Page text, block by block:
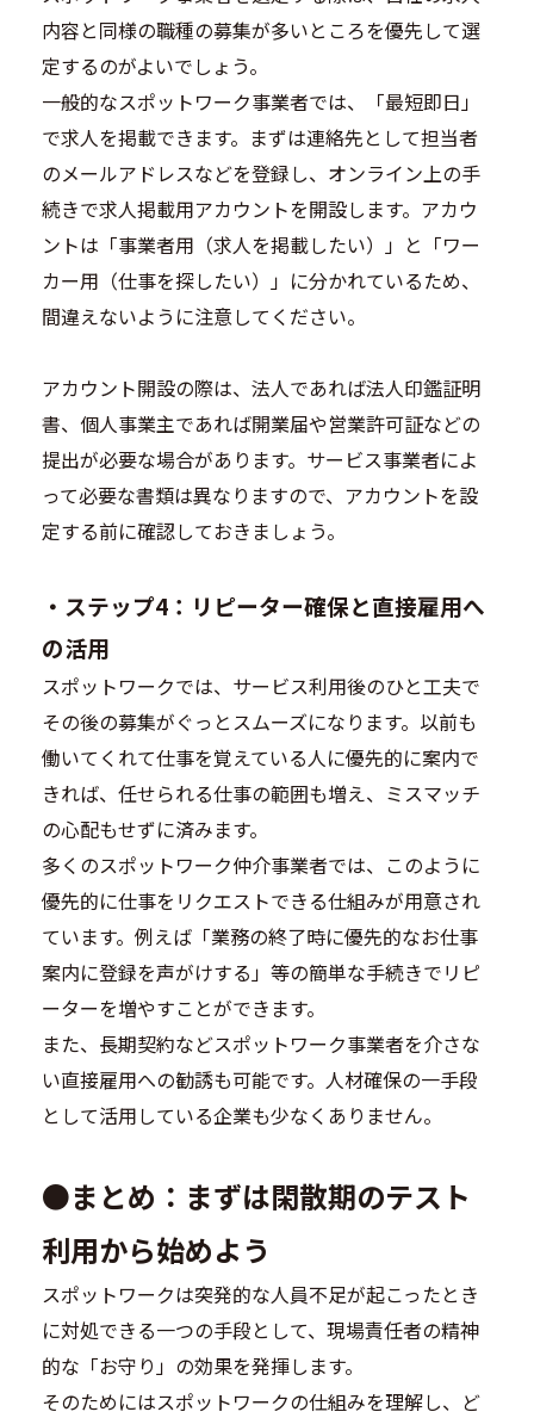
内容と同様の職種の募集が多いところを優先して選
定するのがよいでしょう。
一般的なスポットワーク事業者では、「最短即日」
で求人を掲載できます。まずは連絡先として担当者
のメールアドレスなどを登録し、オンライン上の手
続きで求人掲載用アカウントを開設します。アカウ
ントは「事業者用（求人を掲載したい）」と「ワー
カー用（仕事を探したい）」に分かれているため、
間違えないように注意してください。
アカウント開設の際は、法人であれば法人印鑑証明
書、個人事業主であれば開業届や営業許可証などの
提出が必要な場合があります。サービス事業者によ
って必要な書類は異なりますので、アカウントを設
定する前に確認しておきましょう。
・ ステップ4：リピーター確保と直接雇用へ
の活用
スポットワークでは、サービス利用後のひと工夫で
その後の募集がぐっとスムーズになります。以前も
働いてくれて仕事を覚えている人に優先的に案内で
きれば、任せられる仕事の範囲も増え、ミスマッチ
の心配もせずに済みます。
多くのスポットワーク仲介事業者では、このように
優先的に仕事をリクエストできる仕組みが用意され
ています。例えば「業務の終了時に優先的なお仕事
案内に登録を声がけする」等の簡単な手続きでリピ
ーターを増やすことができます。
また、長期契約などスポットワーク事業者を介さな
い直接雇用への勧誘も可能です。人材確保の一手段
として活用している企業も少なくありません。
●まとめ：まずは閑散期のテスト
利用から始めよう
スポットワークは突発的な人員不足が起こったとき
に対処できる一つの手段として、現場責任者の精神
的な「お守り」の効果を発揮します。
そのためにはスポットワークの仕組みを理解し、ど